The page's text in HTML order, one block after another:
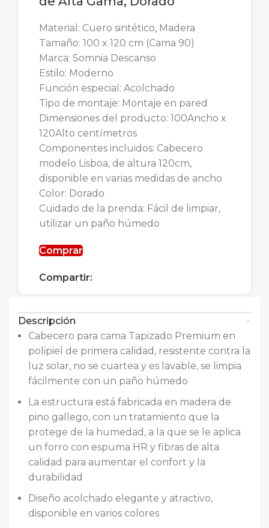
Material: Cuero sintético, Madera
Tamaño: 100 x 120 cm (Cama 90)
Marca: Somnia Descanso
Estilo: Moderno
Función especial: Acolchado
Tipo de montaje: Montaje en pared
Dimensiones del producto: 100Ancho x
120Alto centímetros
Componentes incluidos: Cabecero
modelo Lisboa, de altura 120cm,
disponible en varias medidas de ancho
Color: Dorado
Cuidado de la prenda: Fácil de limpiar,
utilizar un paño húmedo
Comprar
Compartir:
Descripción
Cabecero para cama Tapizado Premium en
polipiel de primera calidad, resistente contra la
luz solar, no se cuartea y es lavable, se limpia
fácilmente con un paño húmedo
La estructura está fabricada en madera de
pino gallego, con un tratamiento que la
protege de la humedad, a la que se le aplica
un forro con espuma HR y fibras de alta
calidad para aumentar el confort y la
durabilidad
Diseño acolchado elegante y atractivo,
disponible en varios colores